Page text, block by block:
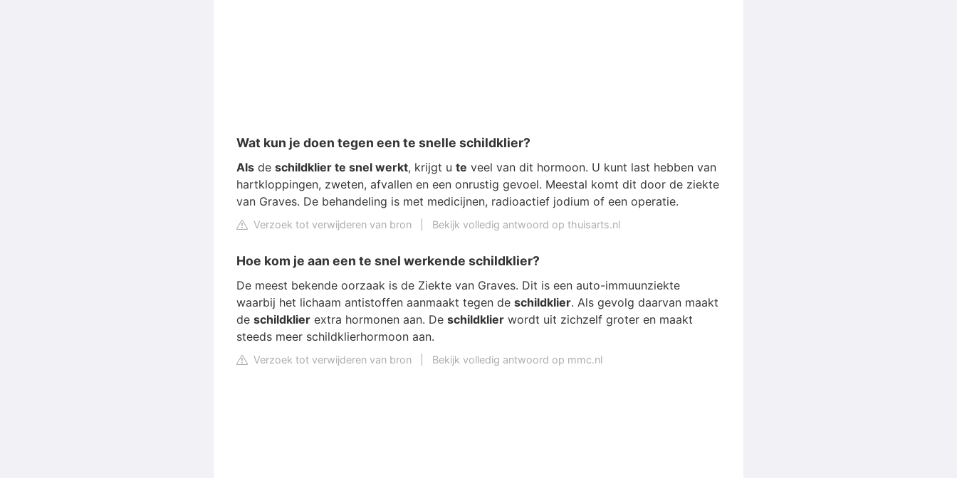
Wat kun je doen tegen een te snelle schildklier?
Als de schildklier te snel werkt, krijgt u te veel van dit hormoon. U kunt last hebben van
hartkloppingen, zweten, afvallen en een onrustig gevoel. Meestal komt dit door de ziekte
van Graves. De behandeling is met medicijnen, radioactief jodium of een operatie.
Verzoek tot verwijderen van bron Bekijk volledig antwoord op thuisarts.nl
Hoe kom je aan een te snel werkende schildklier?
De meest bekende oorzaak is de Ziekte van Graves. Dit is een auto-immuunziekte
waarbij het lichaam antistoffen aanmaakt tegen de schildklier. Als gevolg daarvan maakt
de schildklier extra hormonen aan. De schildklier wordt uit zichzelf groter en maakt
steeds meer schildklierhormoon aan.
Verzoek tot verwijderen van bron Bekijk volledig antwoord op mmc.nl